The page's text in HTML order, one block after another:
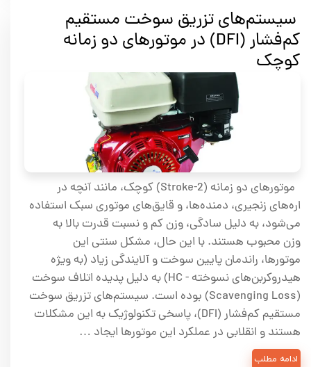
سیستم‌های تزریق سوخت مستقیم
کم‌فشار (DFI) در موتورهای دو زمانه
کوچک
موتورهای دو زمانه (2-Stroke) کوچک، مانند آنچه در
اره‌های زنجیری، دمنده‌ها، و قایق‌های موتوری سبک استفاده
می‌شود، به دلیل سادگی، وزن کم و نسبت قدرت بالا به
وزن محبوب هستند. با این حال، مشکل سنتی این
موتورها، راندمان پایین سوخت و آلایندگی زیاد (به ویژه
هیدروکربن‌های نسوخته - HC) به دلیل پدیده اتلاف سوخت
(Scavenging Loss) بوده است. سیستم‌های تزریق سوخت
مستقیم کم‌فشار (DFI)، پاسخی تکنولوژیک به این مشکلات
هستند و انقلابی در عملکرد این موتورها ایجاد …
ادامه مطلب